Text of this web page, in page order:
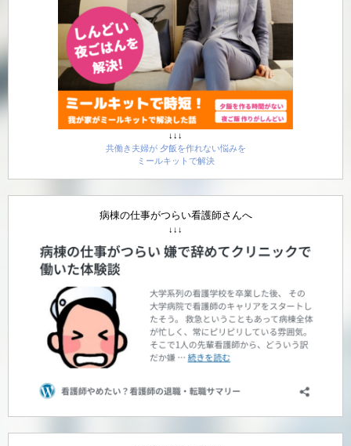
↓↓↓
共働き夫婦が 夕飯を作れない悩みを
ミールキットで解決
病棟の仕事がつらい看護師さんへ
↓↓↓